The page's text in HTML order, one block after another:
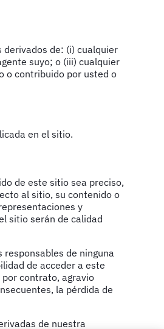
de: (i) cualquier
suyo; o (iii) cualquier
o contribuido por usted o
en el sitio.
de este sitio sea preciso,
al sitio, su contenido o
y
sitio serán de calidad
de ninguna
de acceder a este
contrato, agravio
la pérdida de
de nuestra